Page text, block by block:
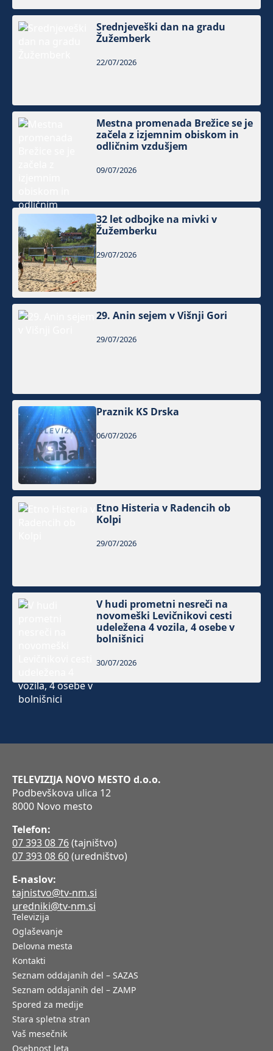
Srednjeveški dan na gradu
Žužemberk
22/07/2026
Mestna promenada Brežice se je
začela z izjemnim obiskom in
odličnim vzdušjem
09/07/2026
32 let odbojke na mivki v
Žužemberku
29/07/2026
29. Anin sejem v Višnji Gori
29/07/2026
Praznik KS Drska
06/07/2026
Etno Histeria v Radencih ob
Kolpi
29/07/2026
V hudi prometni nesreči na
novomeški Levičnikovi cesti
udeležena 4 vozila, 4 osebe v
bolnišnici
30/07/2026
TELEVIZIJA NOVO MESTO d.o.o.
Podbevškova ulica 12
8000 Novo mesto
Telefon:
07 393 08 76(tajništvo)
07 393 08 60(uredništvo)
E-naslov:
tajnistvo@tv-nm.si
uredniki@tv-nm.si
Televizija
Oglaševanje
Delovna mesta
Kontakti
Seznam oddajanih del – SAZAS
Seznam oddajanih del – ZAMP
Spored za medije
Stara spletna stran
Vaš mesečnik
Osebnost leta